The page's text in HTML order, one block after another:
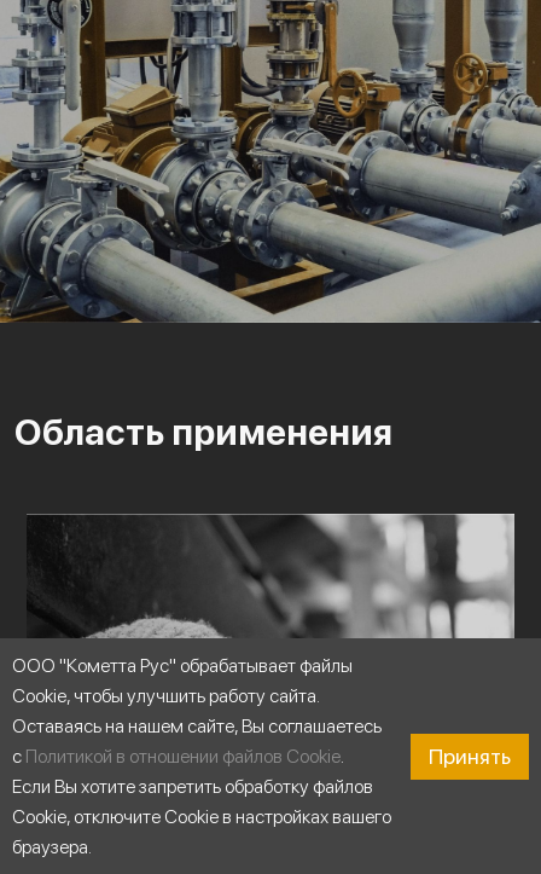
Область применения
ООО "Кометта Рус" обрабатывает файлы
Cookie, чтобы улучшить работу сайта.
Оставаясь на нашем сайте, Вы соглашаетесь
с Политикой в отношении файлов Cookie.
Если Вы хотите запретить обработку файлов
Cookie, отключите Cookie в настройках вашего
браузера.
Принять